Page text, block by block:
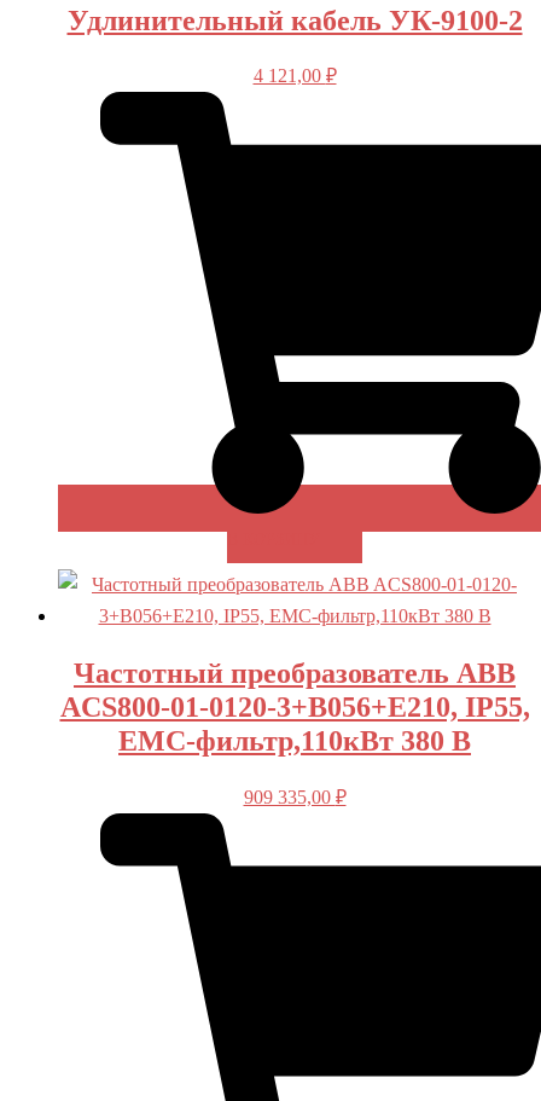
Удлинительный кабель УК-9100-2
4 121,00 ₽
Частотный преобразователь ABB
ACS800-01-0120-3+B056+E210, IP55,
ЕМС-фильтр,110кВт 380 В
909 335,00 ₽